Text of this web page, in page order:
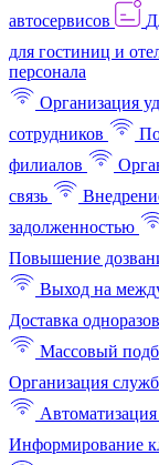
автосервисов
для гостиниц и
персонала
Организация
сотрудников
филиалов
связь
задолженностью
Повышение
Выход на
Доставка
Массовый
Организация
Информирование